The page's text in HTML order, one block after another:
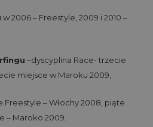
2006 – Freestyle, 2009 i 2010 –
–dyscyplina Race- trzecie
miejsce w Maroku 2009,
– Włochy 2008, piąte
– Maroko 2009.